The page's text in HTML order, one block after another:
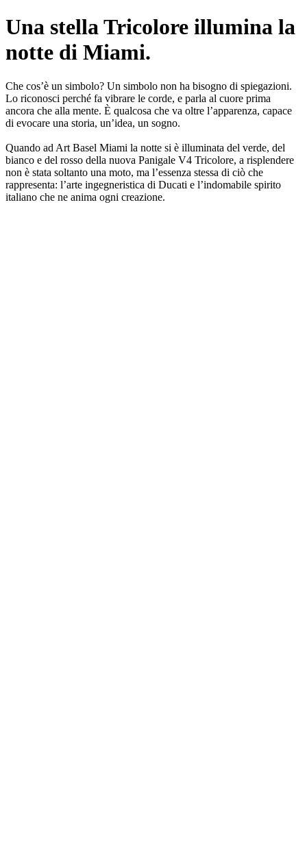
Una stella Tricolore illumina la
notte di Miami.
Che cos’è un simbolo? Un simbolo non ha bisogno di spiegazioni.
Lo riconosci perché fa vibrare le corde, e parla al cuore prima
ancora che alla mente. È qualcosa che va oltre l’apparenza, capace
di evocare una storia, un’idea, un sogno.
Quando ad Art Basel Miami la notte si è illuminata del verde, del
bianco e del rosso della nuova Panigale V4 Tricolore, a risplendere
non è stata soltanto una moto, ma l’essenza stessa di ciò che
rappresenta: l’arte ingegneristica di Ducati e l’indomabile spirito
italiano che ne anima ogni creazione.